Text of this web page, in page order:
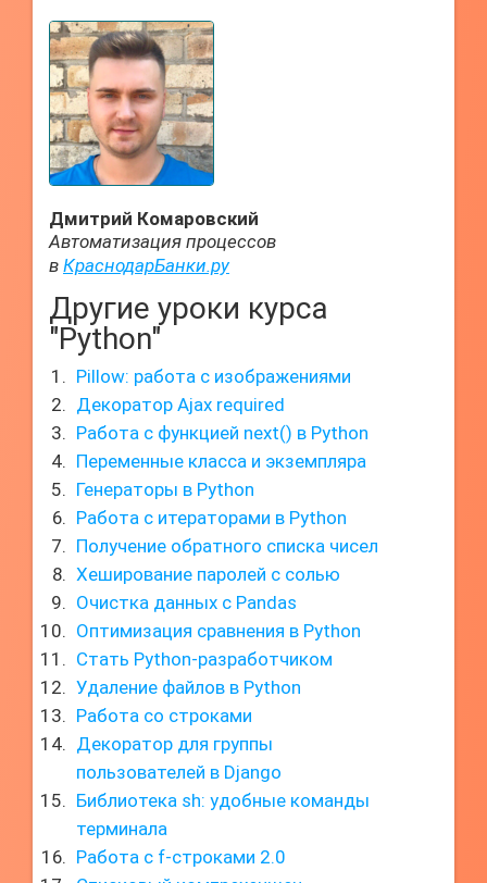
Дмитрий Комаровский
Автоматизация процессов
в КраснодарБанки.ру
Другие уроки курса
"Python"
Pillow: работа с изображениями
Декоратор Ajax required
Работа с функцией next() в Python
Переменные класса и экземпляра
Генераторы в Python
Работа с итераторами в Python
Получение обратного списка чисел
Хеширование паролей с солью
Очистка данных с Pandas
Оптимизация сравнения в Python
Стать Python-разработчиком
Удаление файлов в Python
Работа со строками
Декоратор для группы
пользователей в Django
Библиотека sh: удобные команды
терминала
Работа с f-строками 2.0